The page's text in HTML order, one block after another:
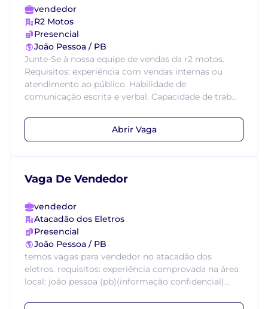
vendedor
R2 Motos
Presencial
João Pessoa / PB
Junte-Se à nossa equipe de vendas da r2 motos.
Requisitos: experiência com vendas internas ou
atendimento ao público. Habilidade de
comunicação escrita e verbal. Capacidade de trab...
Abrir Vaga
Vaga De Vendedor
vendedor
Atacadão dos Eletros
Presencial
João Pessoa / PB
temos vagas para vendedor no atacadão dos
eletros. requisitos: experiência comprovada na área
local: joão pessoa (pb)(informação confidencial)...